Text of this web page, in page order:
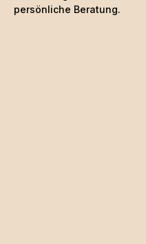
persönliche Beratung.